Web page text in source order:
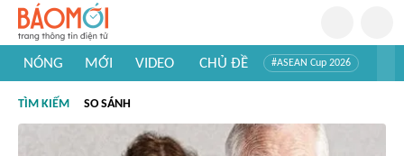
NÓNG MỚI VIDEO CHỦ ĐỀ #ASEAN Cup 2026
#Khám phá thế giới
TÌM KIẾM SO SÁNH